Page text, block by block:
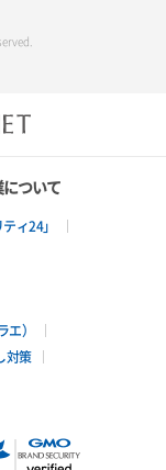
ついて
ィ24」
）
対策